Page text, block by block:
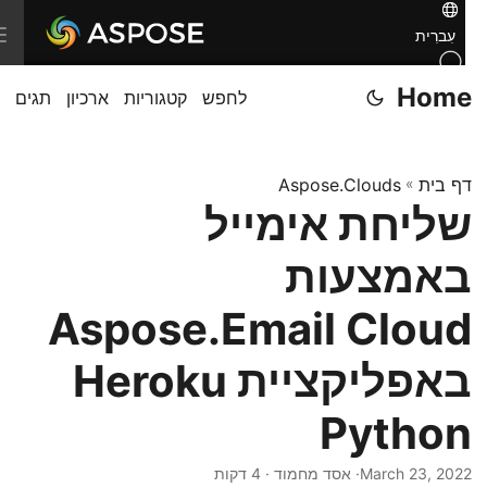
עִברִית
Home לחפש קטגוריות ארכיון תגים
דף בית»
Aspose.Clouds
שליחת אימייל
באמצעות
Aspose.Email Cloud
באפליקציית Heroku
Python
March 23, 2022· אסד מחמוד · 4 דקות